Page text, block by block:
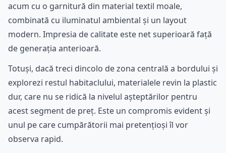
acum cu o garnitură din material textil moale,
combinată cu iluminatul ambiental și un layout
modern. Impresia de calitate este net superioară față
de generația anterioară.
Totuși, dacă treci dincolo de zona centrală a bordului și
explorezi restul habitaclului, materialele revin la plastic
dur, care nu se ridică la nivelul așteptărilor pentru
acest segment de preț. Este un compromis evident și
unul pe care cumpărătorii mai pretențioși îl vor
observa rapid.